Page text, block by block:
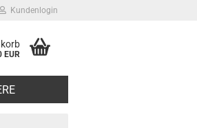
Kundenlogin
EUR